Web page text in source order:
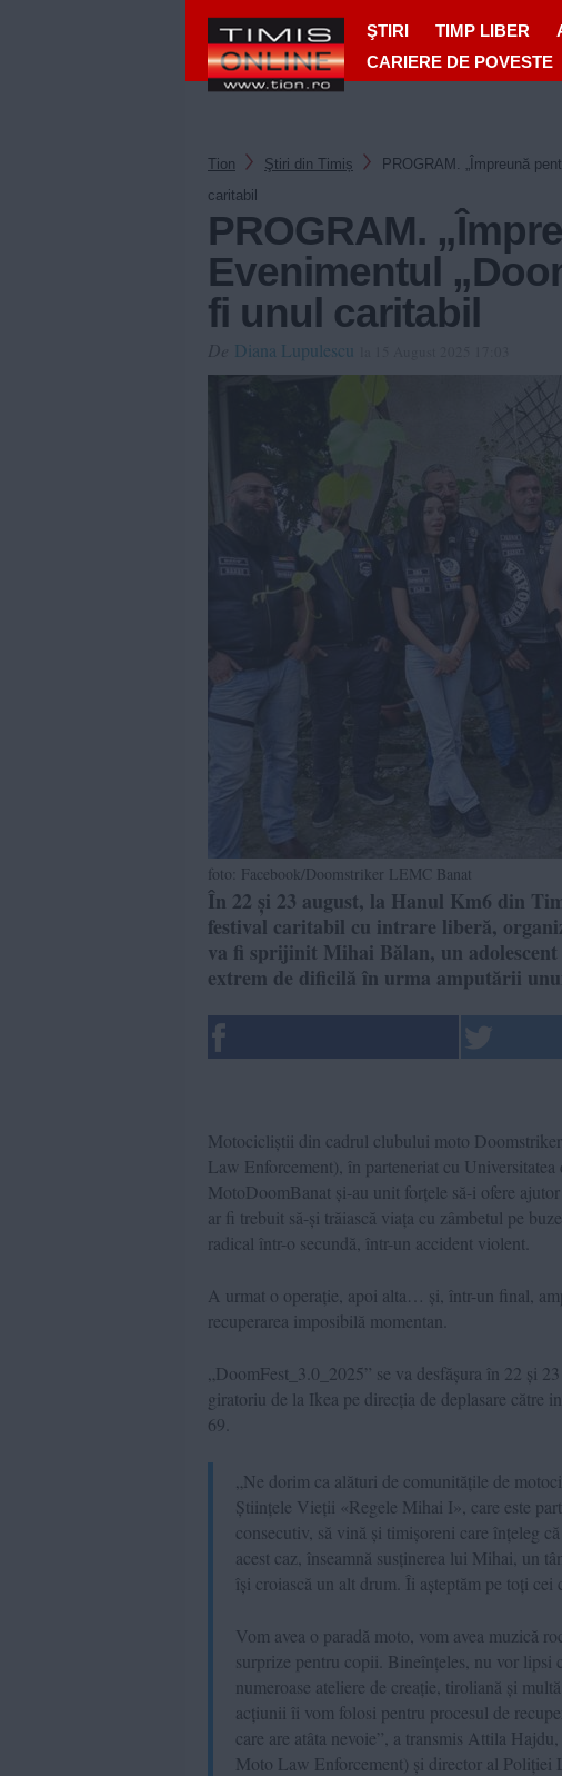
ŞTIRI TIMP LIBER
CARIERE DE POVESTE
Tion Ştiri din Timiș
PROGRAM. „Împreună
caritabil
PROGRAM.
Evenimentul
fi unul caritabil
Diana Lupulescu
foto: Facebook/Doomstriker LEMC Banat
În 22 și 23 august, la Hanul Km6 din
festival caritabil cu intrare liberă,
va fi sprijinit Mihai Bălan, un
extrem de dificilă în urma amputării
Motocicliștii din cadrul clubului moto
Law Enforcement), în parteneriat cu
MotoDoomBanat și-au unit forțele să-i ofere
ar fi trebuit să-și trăiască viața cu zâmbetul pe
radical într-o secundă, într-un accident violent.
A urmat o operație, apoi alta… și, într-un final,
recuperarea imposibilă momentan.
„DoomFest_3.0_2025” se va desfășura în 22 și
giratoriu de la Ikea pe direcția de deplasare către
69.
„Ne dorim ca alături de comunitățile de
Științele Vieții «Regele Mihai I», care este
consecutiv, să vină și timișoreni care înțeleg
acest caz, înseamnă susținerea lui Mihai, un
își croiască un alt drum. Îi așteptăm pe toți
Vom avea o paradă moto, vom avea muzică
surprize pentru copii. Bineînțeles, nu vor lipsi
numeroase ateliere de creație, tiroliană și
acțiunii îi vom folosi pentru procesul de
care are atâta nevoie”, a transmis Attila
Moto Law Enforcement) și director al Poliției